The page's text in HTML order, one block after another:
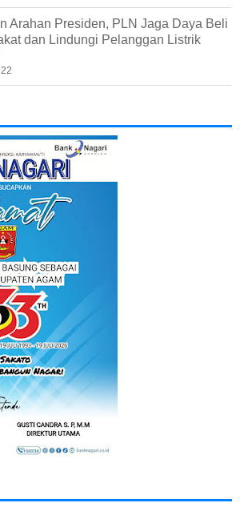
Arahan Presiden, PLN Jaga Daya Beli
dan Lindungi Pelanggan Listrik